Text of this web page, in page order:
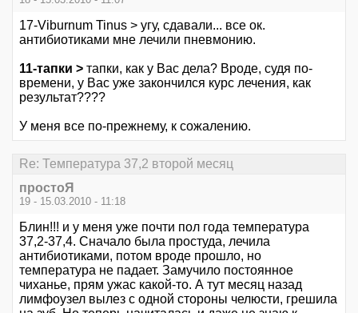
17-Viburnum Tinus > угу, сдавали... все ок.
антибиотиками мне лечили пневмонию.
11-тапки > тапки, как у Вас дела? Вроде, судя по-
времени, у Вас уже закончился курс лечения, как
результат????
У меня все по-прежнему, к сожалению.
Re: Температура 37,2 второй месяц
простоЯ
19 - 15.03.2010 - 11:18
Блин!!! и у меня уже почти пол года температура
37,2-37,4. Сначало была простуда, лечила
антибиотиками, потом вроде прошло, но
температура не падает. Замучило постоянное
чиханье, прям ужас какой-то. А тут месяц назад
лимфоузел вылез с одной стороны челюсти, грешила